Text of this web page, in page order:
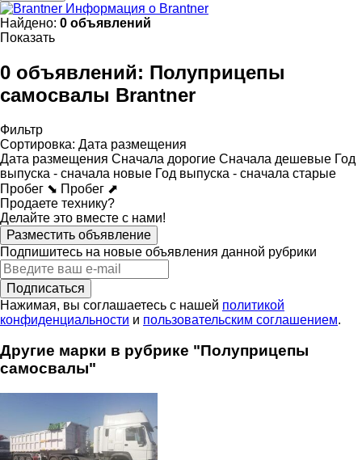
Информация о Brantner
Найдено: 0 объявлений
Показать
0 объявлений: Полуприцепы
самосвалы Brantner
Фильтр
Сортировка: Дата размещения
Дата размещения Сначала дорогие Сначала дешевые Год
выпуска - сначала новые Год выпуска - сначала старые
Пробег ⬊ Пробег ⬈
Продаете технику?
Делайте это вместе с нами!
Разместить объявление
Подпишитесь на новые объявления данной рубрики
Подписаться
Нажимая, вы соглашаетесь с нашей политикой
конфиденциальности и пользовательским соглашением.
Другие марки в рубрике "Полуприцепы
самосвалы"